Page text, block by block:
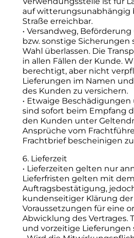
auf witterungsunabhängig
Straße erreichbar.
• Versandweg,
bzw. sonstige Sicherungen
Wahl überlassen. Die
in allen Fällen der Kunde.
berechtigt, aber nicht
Lieferungen im Namen
des Kunden zu versichern.
• Etwaige Beschädigungen
sind sofort beim Empfang
den Kunden unter
Ansprüche vom
Frachtbrief bescheinigen zu
6. Lieferzeit
• Lieferzeiten gelten nur
Lieferfristen gelten mit
Auftragsbestätigung,
kundenseitiger Klärung der
Voraussetzungen für eine
Abwicklung des Vertrages.
und vorzeitige Lieferungen